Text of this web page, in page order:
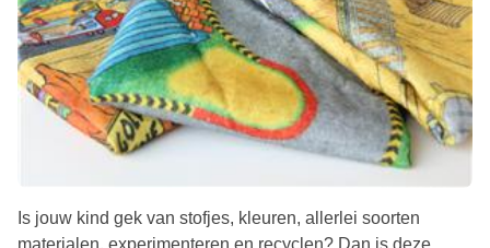
Is jouw kind gek van stofjes, kleuren, allerlei soorten